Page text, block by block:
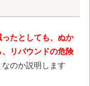
たとしても、ぬか
リバウンドの危険
のか説明します